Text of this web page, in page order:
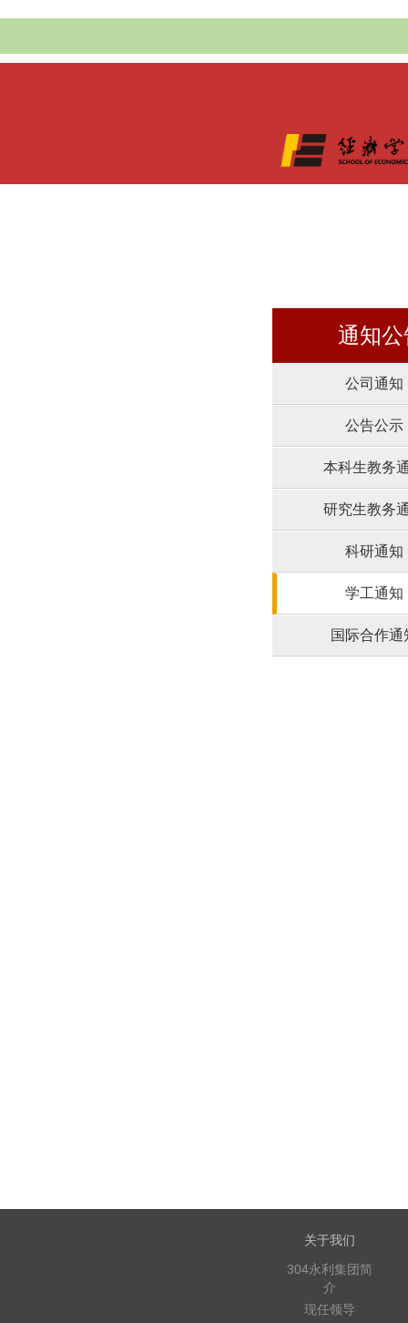
通知公
公司通知
公告公示
本科生教务
研究生教务
科研通知
学工通知
国际合作通
关于我们
304永利集团简
介
现任领导